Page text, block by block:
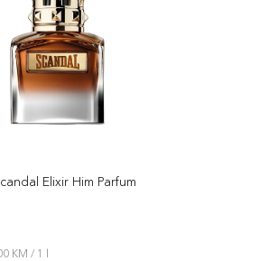
Elixir Him Parfum
KM / 1 l